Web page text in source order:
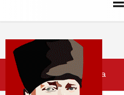
7 Ağustos 2026, Cuma